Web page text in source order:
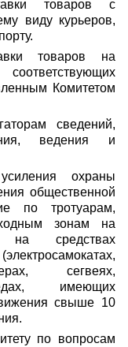
товаров с
виду курьеров,
товаров на
Комитетом
сведений,
ведения и
охраны
общественной
по тротуарам,
зонам на
на средствах
сегвеях,
имеющих
свыше 10
по вопросам